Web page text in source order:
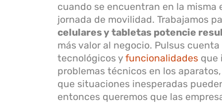
cuando se encuentran en la misma
jornada de movilidad. Trabajamos
celulares y tabletas potencie
más valor al negocio. Pulsus
tecnológicos y funcionalidades que
problemas técnicos en los
que situaciones inesperadas
entonces queremos que las